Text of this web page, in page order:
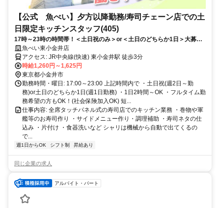
【公式 魚べい】夕方以降勤務/寿司チェーン店での土
日限定キッチンスタッフ(405)
17時～23時の時間帯！＜土日祝のみ＞or＜土日のどちらか1日＞大募
集！週1日・1日2時間からOK！年齢不問です。初心者OK
魚べい東小金井店
アクセス: JR中央線(快速) 東小金井駅 徒歩3分
時給1,260円～1,625円
東京都小金井市
勤務時間・曜日: 17:00～23:00 上記時間内で ・土日祝(週2日～勤
務)or土日のどちらか1日(週1日勤務) ・1日2時間～OK ・フルタイム勤
務希望の方もOK！(社会保険加入OK) 短...
仕事内容: 全席タッチパネル式の寿司店でのキッチン業務 ・巻物や軍
艦等のお寿司作り ・サイドメニュー作り・調理補助 ・寿司ネタの仕
込み ・片付け ・食器洗いなど シャリは機械から自動で出てくるの
で...
週1日からOK シフト制 昇給あり
同じ企業の求人
アルバイト・パート